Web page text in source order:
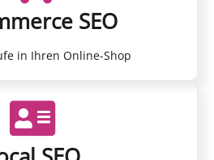
SEO
in Ihren Online-Shop